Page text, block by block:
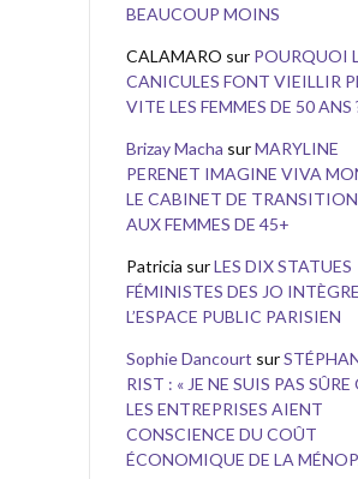
BEAUCOUP MOINS
CALAMARO sur POURQUOI
CANICULES FONT VIEILLIR
VITE LES FEMMES DE 50 ANS
Brizay Macha surMARYLINE
PERENET IMAGINE VIVA
LE CABINET DE
AUX FEMMES DE 45+
Patricia surLES DIX STATUES
FÉMINISTES DES JO
L’ESPACE PUBLIC PARISIEN
Sophie Dancourt sur
RIST : « JE NE SUIS PAS SÛRE
LES ENTREPRISES AIENT
CONSCIENCE DU COÛT
ÉCONOMIQUE DE LA